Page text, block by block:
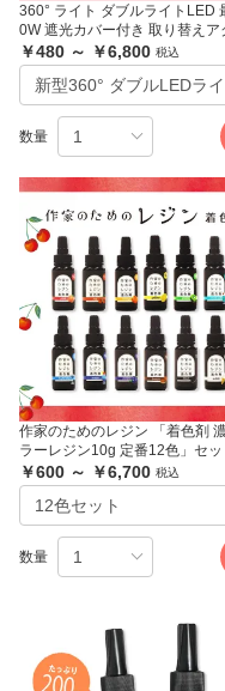
360° ライト ダブルライトLED
0W 遮光カバー付き 取り替えア
板 crocchaオリジナル
￥480 ～ ￥6,800 税込
数量
作家のためのレジン 「着色剤
ラーレジン10g 定番12色」セッ
び単品
￥600 ～ ￥6,700 税込
数量